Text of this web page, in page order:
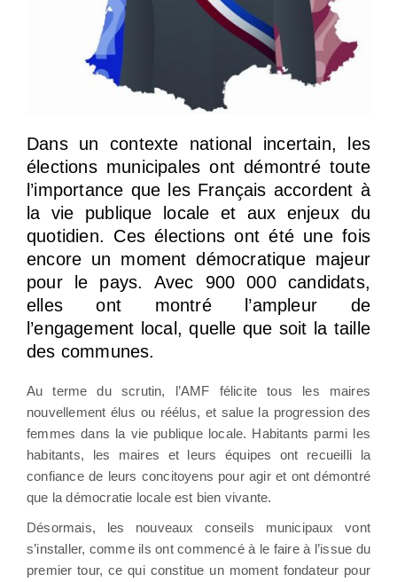
Dans un contexte national incertain, les
élections municipales ont démontré toute
l’importance que les Français accordent à
la vie publique locale et aux enjeux du
quotidien. Ces élections ont été une fois
encore un moment démocratique majeur
pour le pays. Avec 900 000 candidats,
elles ont montré l’ampleur de
l’engagement local, quelle que soit la taille
des communes.
Au terme du scrutin, l’AMF félicite tous les maires
nouvellement élus ou réélus, et salue la progression des
femmes dans la vie publique locale. Habitants parmi les
habitants, les maires et leurs équipes ont recueilli la
confiance de leurs concitoyens pour agir et ont démontré
que la démocratie locale est bien vivante.
Désormais, les nouveaux conseils municipaux vont
s’installer, comme ils ont commencé à le faire à l’issue du
premier tour, ce qui constitue un moment fondateur pour